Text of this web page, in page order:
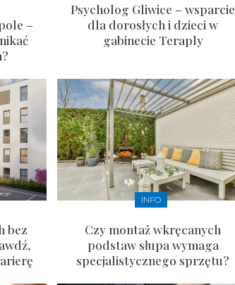
–
Psycholog Gliwice – wsparcie
dla dorosłych i dzieci w
gabinecie Teraply
bez
INFO
Czy montaż wkręcanych
podstaw słupa wymaga
specjalistycznego sprzętu?